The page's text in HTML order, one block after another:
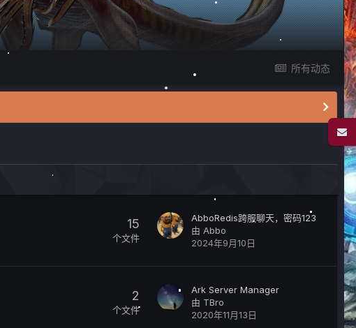
所有动态
15
个文件
AbboRedis跨服聊天，密码123
由 Abbo
2024年9月10日
2
个文件
Ark Server Manager
由 TBro
2020年11月13日